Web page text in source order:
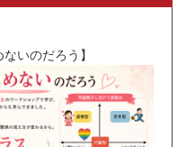
いのだろう】